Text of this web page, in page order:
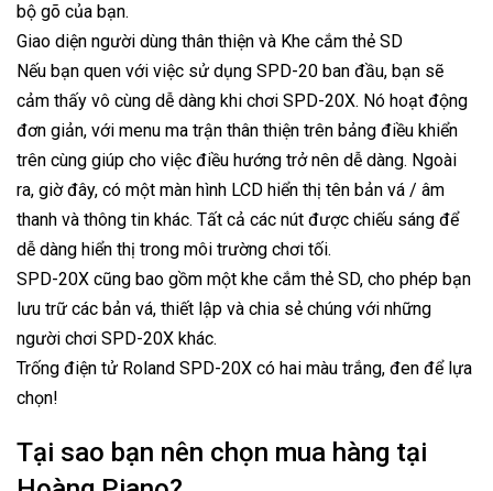
bộ gõ của bạn.
Giao diện người dùng thân thiện và Khe cắm thẻ SD
Nếu bạn quen với việc sử dụng SPD-20 ban đầu, bạn sẽ
cảm thấy vô cùng dễ dàng khi chơi SPD-20X. Nó hoạt động
đơn giản, với menu ma trận thân thiện trên bảng điều khiển
trên cùng giúp cho việc điều hướng trở nên dễ dàng. Ngoài
ra, giờ đây, có một màn hình LCD hiển thị tên bản vá / âm
thanh và thông tin khác. Tất cả các nút được chiếu sáng để
dễ dàng hiển thị trong môi trường chơi tối.
SPD-20X cũng bao gồm một khe cắm thẻ SD, cho phép bạn
lưu trữ các bản vá, thiết lập và chia sẻ chúng với những
người chơi SPD-20X khác.
Trống điện tử Roland SPD-20X có hai màu trắng, đen để lựa
chọn!
Tại sao bạn nên chọn mua hàng tại